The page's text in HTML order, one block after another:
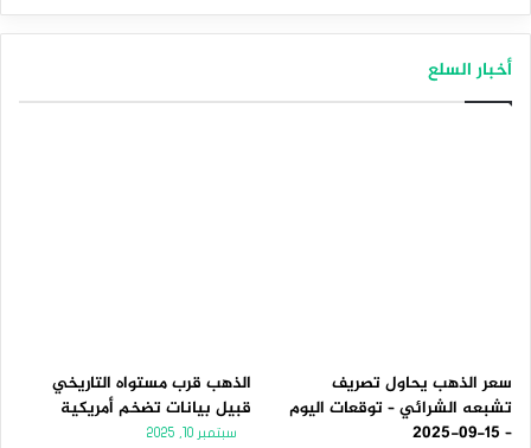
أخبار السلع
سعر الذهب يحاول تصريف
تشبعه الشرائي – توقعات اليوم
– 15-09-2025
الذهب قرب مستواه التاريخي
قبيل بيانات تضخم أمريكية
سبتمبر 10, 2025